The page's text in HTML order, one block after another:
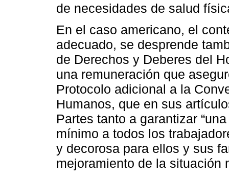
de necesidades de salud
En el caso americano, el
adecuado, se desprende
de Derechos y Deberes del
una remuneración que
Protocolo adicional a la
Humanos, que en sus
Partes tanto a garantizar
mínimo a todos los
y decorosa para ellos y sus
mejoramiento de la situación